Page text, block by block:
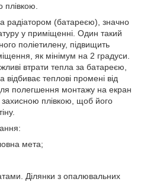
плівкою.
радіатором (батареєю), значно
у приміщенні. Один такий
поліетилену, підвищить
як мінімум на 2 градуси.
втрати тепла за батареєю,
теплові промені від
полегшення монтажу на екран
захисною плівкою, щоб його
мета;
Ділянки з опалювальних